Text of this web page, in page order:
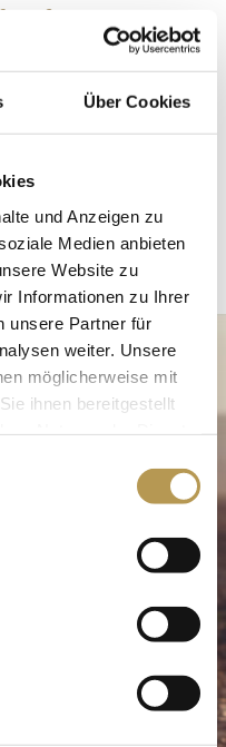
Über Cookies
und Anzeigen zu
Medien anbieten
Website zu
Informationen zu Ihrer
unsere Partner für
weiter. Unsere
möglicherweise mit
ihnen bereitgestellt
ANGEBOT
in Ihrem Rügen-